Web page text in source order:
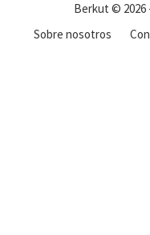
Berkut © 2026
Sobre nosotros